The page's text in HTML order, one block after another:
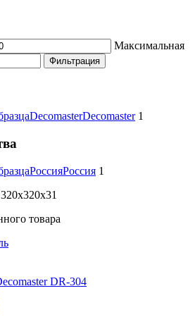
Максимальная
Фильтрация
DecomasterDecomaster 1
РоссияРоссия 1
320x320x31
товара